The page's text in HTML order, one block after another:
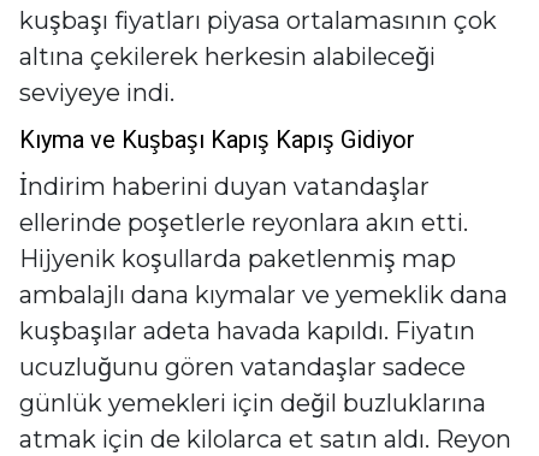
kuşbaşı fiyatları piyasa ortalamasının çok
altına çekilerek herkesin alabileceği
seviyeye indi.
Kıyma ve Kuşbaşı Kapış Kapış Gidiyor
İndirim haberini duyan vatandaşlar
ellerinde poşetlerle reyonlara akın etti.
Hijyenik koşullarda paketlenmiş map
ambalajlı dana kıymalar ve yemeklik dana
kuşbaşılar adeta havada kapıldı. Fiyatın
ucuzluğunu gören vatandaşlar sadece
günlük yemekleri için değil buzluklarına
atmak için de kilolarca et satın aldı. Reyon